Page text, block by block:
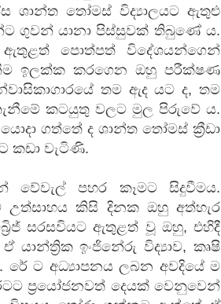
ශාන්ත තෝමස් විද්‍යාලයට ඇතුළු
ගුවන් යානා පිස්සුවක් තිබුණේ ය.
පොත්පත් විදේශයන්ගෙන්
ඉලක්ක කරගෙන ඔහු පරීක්ෂණ
තම ඇද යට ද, තම
කටයුතු වලට මුල පිරුවේ ය.
ගත්තේ ද ශාන්ත තෝමස් ක්‍රීඩා
කඩා වැටිණි.
වේවැල් පහර කෑමට සිදුවීමය.
කිසි දිනක ඔහු අත්හැර
සරසවියට ඇතුළත් වූ ඔහු, එහිදී
ඉංජිනේරු විද්‍යාව, කෘෂි
රේ ට අධ්‍යාපනය ලබන අවදියේ ම
ප්‍රයෝජනවත් දෙයක් වෙනුවෙන්